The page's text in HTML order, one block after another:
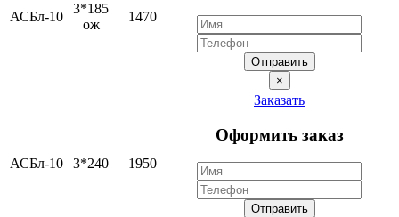
АСБл-10
3*185
ож
1470
Отправить
×
АСБл-10 3*240 1950
Заказать
Оформить заказ
Отправить